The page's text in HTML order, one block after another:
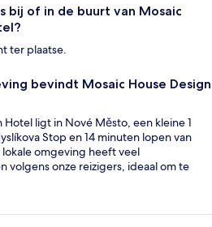
bij of in de buurt van Mosaic
ter plaatse.
bevindt Mosaic House Design
Hotel ligt in Nové Město, een kleine 1
Stop en 14 minuten lopen van
omgeving heeft veel
volgens onze reizigers, ideaal om te